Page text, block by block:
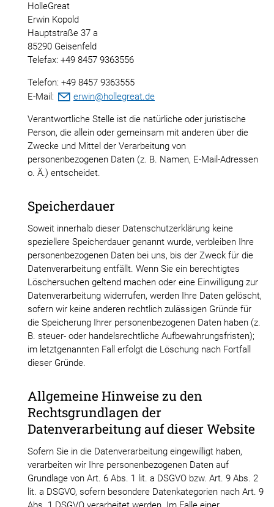
HolleGreat
Erwin Kopold
Hauptstraße 37 a
85290 Geisenfeld
Telefax: +49 8457 9363556
Telefon: +49 8457 9363555
E-Mail:
rw n h gr t d
Verantwortliche Stelle ist die natürliche oder juristische
Person, die allein oder gemeinsam mit anderen über die
Zwecke und Mittel der Verarbeitung von
personenbezogenen Daten (z. B. Namen, E-Mail-Adressen
o. Ä.) entscheidet.
Speicherdauer
Soweit innerhalb dieser Datenschutzerklärung keine
speziellere Speicherdauer genannt wurde, verbleiben Ihre
personenbezogenen Daten bei uns, bis der Zweck für die
Datenverarbeitung entfällt. Wenn Sie ein berechtigtes
Löschersuchen geltend machen oder eine Einwilligung zur
Datenverarbeitung widerrufen, werden Ihre Daten gelöscht,
sofern wir keine anderen rechtlich zulässigen Gründe für
die Speicherung Ihrer personenbezogenen Daten haben (z.
B. steuer- oder handelsrechtliche Aufbewahrungsfristen);
im letztgenannten Fall erfolgt die Löschung nach Fortfall
dieser Gründe.
Allgemeine Hinweise zu den
Rechtsgrundlagen der
Datenverarbeitung auf dieser Website
Sofern Sie in die Datenverarbeitung eingewilligt haben,
verarbeiten wir Ihre personenbezogenen Daten auf
Grundlage von Art. 6 Abs. 1 lit. a DSGVO bzw. Art. 9 Abs. 2
lit. a DSGVO, sofern besondere Datenkategorien nach Art. 9